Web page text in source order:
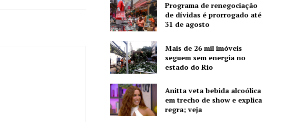
Programa de renegociação
de dívidas é prorrogado até
31 de agosto
Mais de 26 mil imóveis
seguem sem energia no
estado do Rio
Anitta veta bebida alcoólica
em trecho de show e explica
regra; veja